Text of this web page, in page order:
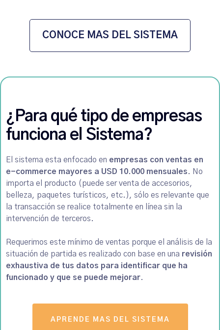
CONOCE MAS DEL SISTEMA
¿Para qué tipo de empresas
funciona el Sistema?
El sistema esta enfocado en empresas con ventas en
e-commerce mayores a USD 10.000 mensuales. No
importa el producto (puede ser venta de accesorios,
belleza, paquetes turísticos, etc.), sólo es relevante que
la transacción se realice totalmente en línea sin la
intervención de terceros.
Requerimos este mínimo de ventas porque el análisis de la
situación de partida es realizado con base en una revisión
exhaustiva de tus datos para identificar que ha
funcionado y que se puede mejorar.
APRENDE MAS DEL SISTEMA